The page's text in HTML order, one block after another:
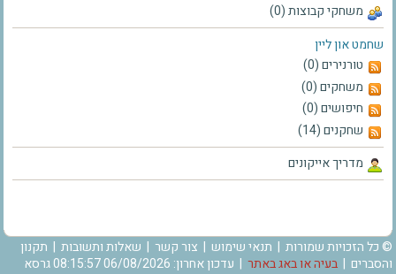
משחקי קבוצות (0)
שחמט און ליין
טורנירים (0)
משחקים (0)
חיפושים (0)
שחקנים (14)
מדריך אייקונים
© כל הזכויות שמורות | תנאי שימוש | צור קשר | שאלות ותשובות | תקנון
והסברים | בעיה או באג באתר
| עדכון אחרון: 06/08/2026 08:15:57 גרסא